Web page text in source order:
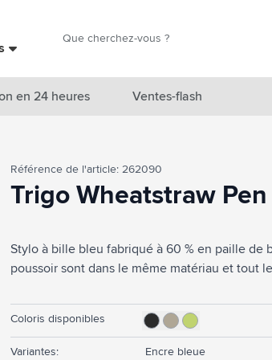
Marques
Thèmes
Accessoires boissons
Cuisiner & Vivre
Produits de soin
en 24 heures Ventes-flash
Référence de l'article: 262090
Trigo Wheatstraw
Stylo à bille bleu fabriqué à 60 % en paille de
poussoir sont dans le même matériau et tout
Coloris disponibles
Variantes: Encre bleue